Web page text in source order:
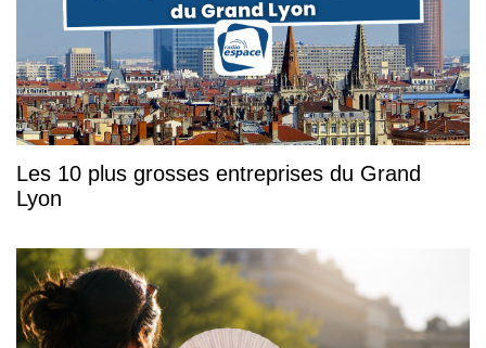
Les 10 plus grosses entreprises du Grand
Lyon